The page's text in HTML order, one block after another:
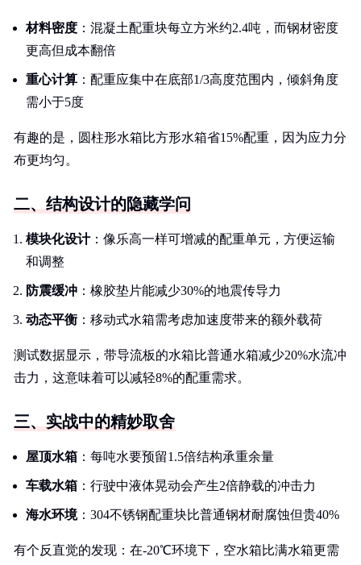
材料密度 ：混凝土配重块每立方米约2.4吨，而钢材密度
更高但成本翻倍
重心计算 ：配重应集中在底部1/3高度范围内，倾斜角度
需小于5度
有趣的是，圆柱形水箱比方形水箱省15%配重，因为应力分
布更均匀。
二、结构设计的隐藏学问
模块化设计：像乐高一样可增减的配重单元，方便运输
和调整
防震缓冲 ：橡胶垫片能减少30%的地震传导力
动态平衡 ：移动式水箱需考虑加速度带来的额外载荷
测试数据显示，带导流板的水箱比普通水箱减少20%水流冲
击力，这意味着可以减轻8%的配重需求。
三、实战中的精妙取舍
屋顶水箱 ：每吨水要预留1.5倍结构承重余量
车载水箱 ：行驶中液体晃动会产生2倍静载的冲击力
海水环境：304不锈钢配重块比普通钢材耐腐蚀但贵40%
有个反直觉的发现：在-20℃环境下，空水箱比满水箱更需